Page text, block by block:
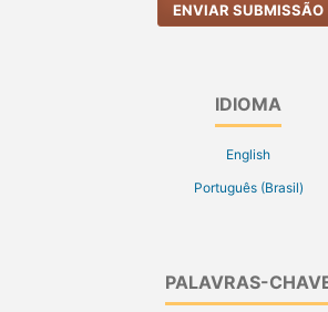
ENVIAR SUBMISSÃO
IDIOMA
English
Português (Brasil)
PALAVRAS-